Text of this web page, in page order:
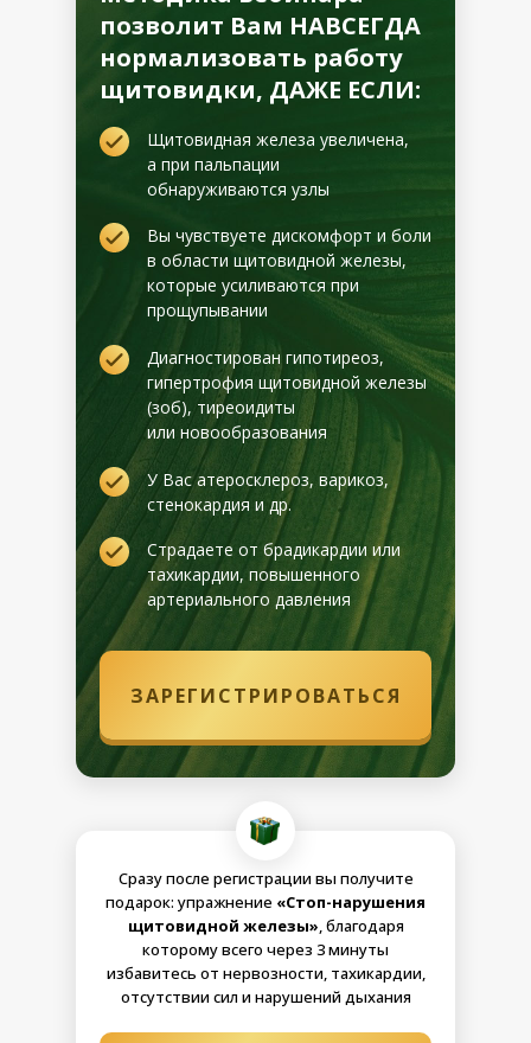
позволит Вам НАВСЕГДА
нормализовать работу
щитовидки, ДАЖЕ ЕСЛИ:
Щитовидная железа увеличена,
а при пальпации
обнаруживаются узлы
Вы чувствуете дискомфорт и боли
в области щитовидной железы,
которые усиливаются при
прощупывании
Диагностирован гипотиреоз,
гипертрофия щитовидной железы
(зоб), тиреоидиты
или новообразования
ЗАРЕГИСТРИРОВАТЬСЯ
У Вас атеросклероз, варикоз,
стенокардия и др.
Страдаете от брадикардии или
тахикардии, повышенного
артериального давления
Сразу после регистрации вы получите
подарок: упражнение «Стоп-нарушения
щитовидной железы», благодаря
которому всего через 3 минуты
избавитесь от нервозности, тахикардии,
отсутствии сил и нарушений дыхания